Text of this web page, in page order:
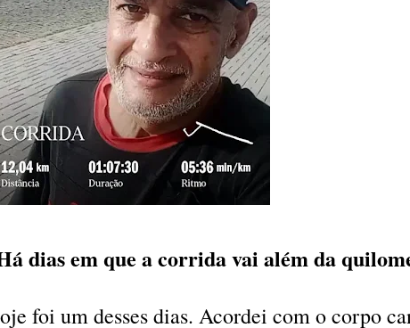
dias em que a corrida vai além da
foi um desses dias. Acordei com o corpo